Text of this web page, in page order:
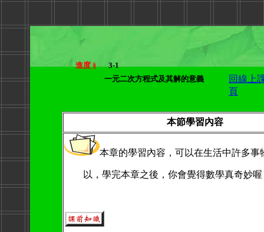
回線上
頁
一元二次方程式及其解的意義
進度 § 3-1
本節學習內容
本章的學習內容，可以在生活中許多事
以，學完本章之後，你會覺得數學真奇妙喔